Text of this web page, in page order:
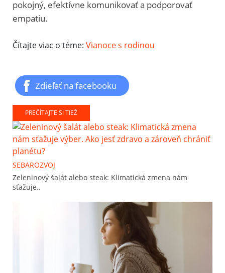
pokojný, efektívne komunikovať a podporovať
empatiu.
Čítajte viac o téme: Vianoce s rodinou
Zdieľať na facebooku
PREČÍTAJTE SI TIEŽ
SEBAROZVOJ
Zeleninový šalát alebo steak: Klimatická zmena nám
sťažuje..